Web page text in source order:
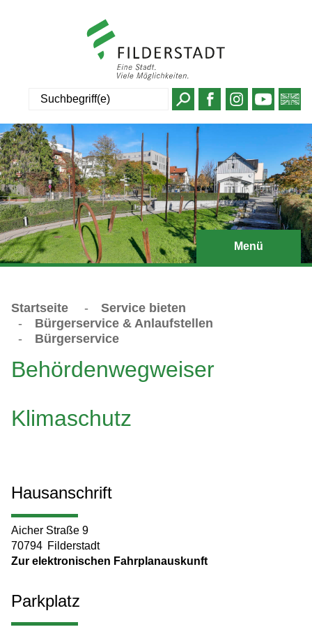
Menü
Startseite -
Service bieten
-
Bürgerservice & Anlaufstellen
-
Bürgerservice
Behördenwegweiser
Klimaschutz
Hausanschrift
Aicher Straße 9
70794 Filderstadt
Zur elektronischen Fahrplanauskunft
Parkplatz